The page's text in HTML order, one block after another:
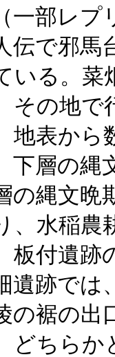
一部レプ
伝で邪馬
いる。菜
その地で
地表から
下層の縄
の縄文晩
、水稲農
板付遺跡
遺跡では
の裾の出
どちらか